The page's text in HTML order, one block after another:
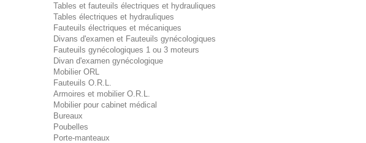
Tables et fauteuils électriques et hydrauliques
Tables électriques et hydrauliques
Fauteuils électriques et mécaniques
Divans d'examen et Fauteuils gynécologiques
Fauteuils gynécologiques 1 ou 3 moteurs
Divan d'examen gynécologique
Mobilier ORL
Fauteuils O.R.L.
Armoires et mobilier O.R.L.
Mobilier pour cabinet médical
Bureaux
Poubelles
Porte-manteaux